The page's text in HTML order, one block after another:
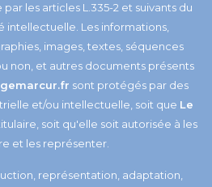
les articles L.335-2 et suivants du
intellectuelle. Les informations,
images, textes, séquences
non, et autres documents présents
sont protégés par des
et/ou intellectuelle, soit que Le
soit qu'elle soit autorisée à les
et les représenter.
représentation, adaptation,